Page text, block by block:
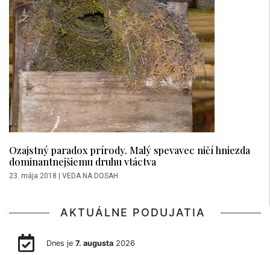
Ozajstný paradox prírody. Malý spevavec ničí hniezda
dominantnejšiemu druhu vtáctva
23. mája 2018 | VEDA NA DOSAH
AKTUÁLNE PODUJATIA
Dnes je 7. augusta2026